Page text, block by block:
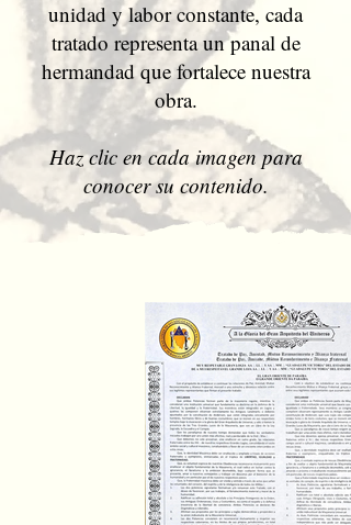
unidad y labor constante, cada
tratado representa un panal de
hermandad que fortalece nuestra
obra.
Haz clic en cada imagen para
conocer su contenido.